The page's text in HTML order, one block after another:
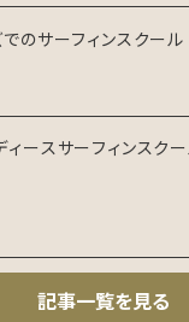
のサーフィンスクール
ースサーフィンスク
記事一覧を見る